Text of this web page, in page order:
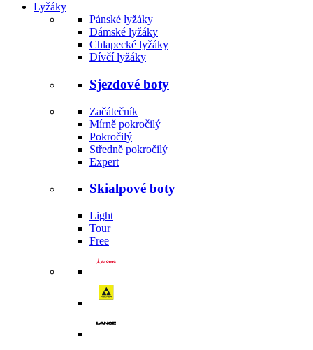
Lyžáky
Pánské lyžáky
Dámské lyžáky
Chlapecké lyžáky
Dívčí lyžáky
Sjezdové boty
Začátečník
Mírně pokročilý
Pokročilý
Středně pokročilý
Expert
Skialpové boty
Light
Tour
Free